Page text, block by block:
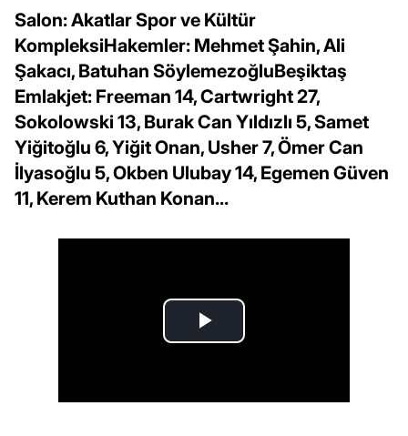
Salon: Akatlar Spor ve Kültür
KompleksiHakemler: Mehmet Şahin, Ali
Şakacı, Batuhan SöylemezoğluBeşiktaş
Emlakjet: Freeman 14, Cartwright 27,
Sokolowski 13, Burak Can Yıldızlı 5, Samet
Yiğitoğlu 6, Yiğit Onan, Usher 7, Ömer Can
İlyasoğlu 5, Okben Ulubay 14, Egemen Güven
11, Kerem Kuthan Konan...